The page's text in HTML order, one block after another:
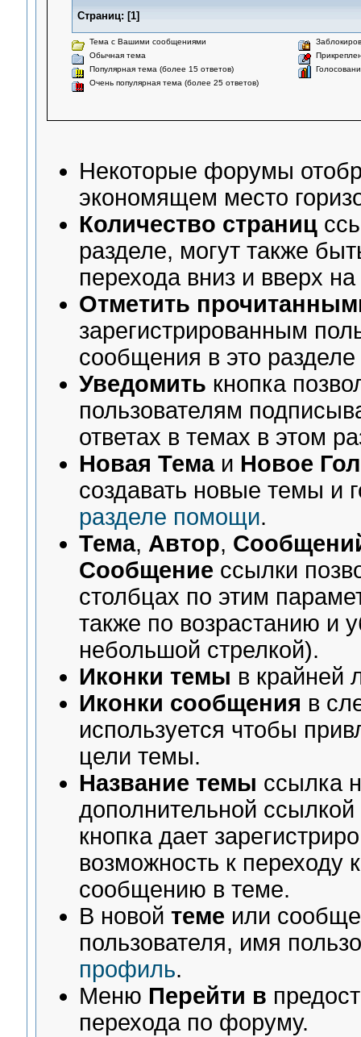
Страниц: [1]
Тема с Вашими сообщениями
Обычная тема
Популярная тема (более 15 ответов)
Очень популярная тема (более 25 ответов)
Некоторые форумы
экономящем место
Количество страниц
разделе, могут также
перехода вниз и вверх
Отметить
зарегистрированным
сообщения в это
Уведомить кнопка
пользователям
ответах в темах в этом
Новая Темаи Новое
создавать новые темы и
разделе помощи.
Тема, Автор,
Сообщение ссылки
столбцах по этим
также по возрастанию и
небольшой стрелкой).
Иконки темы в крайней
Иконки сообщения в
используется чтобы
цели темы.
Название темы ссылка
дополнительной
кнопка дает
возможность к переходу
сообщению в теме.
В новойтеме или
пользователя, имя
профиль.
Меню Перейти в
перехода по форуму.